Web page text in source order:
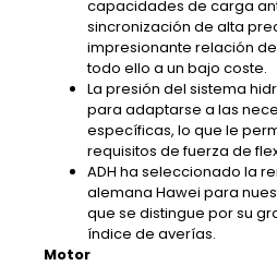
capacidades de carga
sincronización de alta
impresionante relación
todo ello a un bajo coste.
La presión del sistema
para adaptarse a las
específicas, lo que le
requisitos de fuerza de
ADH ha seleccionado la
alemana Hawei para
que se distingue por su
índice de averías.
Motor